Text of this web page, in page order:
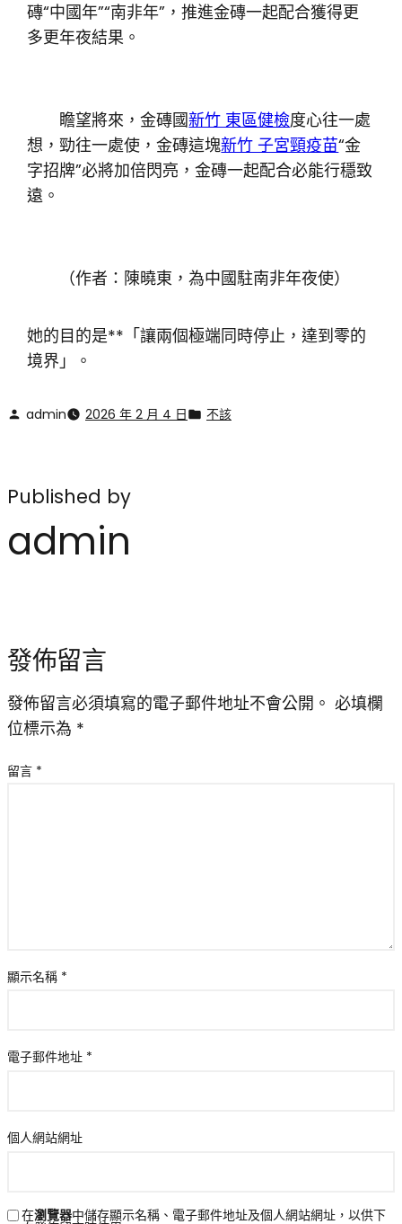
磚“中國年”“南非年”，推進金磚一起配合獲得更
多更年夜結果。
瞻望將來，金磚國新竹 東區健檢度心往一處
想，勁往一處使，金磚這塊新竹 子宮頸疫苗“金
字招牌”必將加倍閃亮，金磚一起配合必能行穩致
遠。
（作者：陳曉東，為中國駐南非年夜使）
她的目的是**「讓兩個極端同時停止，達到零的
境界」。
admin 2026 年 2 月 4 日 不該
Published by
admin
發佈留言
發佈留言必須填寫的電子郵件地址不會公開。 必填欄
位標示為 *
留言 *
顯示名稱 *
電子郵件地址 *
個人網站網址
在瀏覽器中儲存顯示名稱、電子郵件地址及個人網站網址，以供下